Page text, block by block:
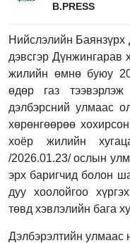
B.PRESS
Нийслэлийн Баянзүрх
дэвсгэр Дүнжингарав
жилийн өмнө буюу
өдөр газ
дэлбэрсний улмаас
хөрөнгөөрөө
хоёр жилийн
/2026.01.23/ ослын
эрх баригчид болон
дуу хоолойгоо
төвд хэвлэлийн бага
Дэлбэрэлтийн улмаас